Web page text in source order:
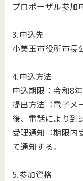
プロポーザル参加
3.申込先
小美玉市役所市長
4.申込方法
申込期限：令和8
提出⽅法︓電⼦メ
後、電話により到
受理通知︓期限内
て通知する。
5.参加資格